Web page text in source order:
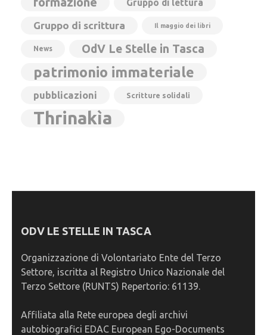
Gruppo di lettura
Gruppo di scrittura Il maggio dei libri
News OdV Le Stelle in Tasca
patrimonio immateriale
pubblicazioni Scritture solidali
Thrinakìa
ODV LE STELLE IN TASCA
Organizzazione di Volontariato Ente del Terzo
Settore, iscritta al Registro Unico Nazionale del
Terzo Settore (RUNTS) Repertorio: 61139.
Affiliata alla Rete europea degli archivi
autobiografici EDAC European Ego-Documents